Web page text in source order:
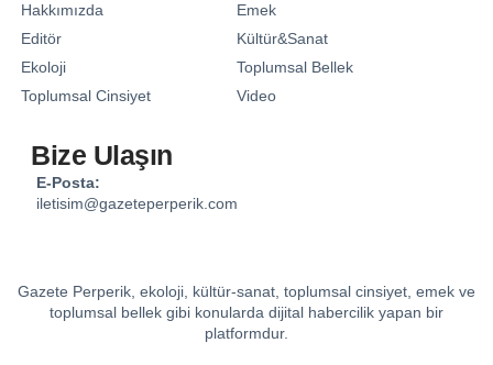
Hakkımızda
Editör
Ekoloji
Toplumsal Cinsiyet
Emek
Kültür&Sanat
Toplumsal Bellek
Video
Bize Ulaşın
E-Posta:
iletisim@gazeteperperik.com
Gazete Perperik, ekoloji, kültür-sanat, toplumsal cinsiyet, emek ve
toplumsal bellek gibi konularda dijital habercilik yapan bir
platformdur.